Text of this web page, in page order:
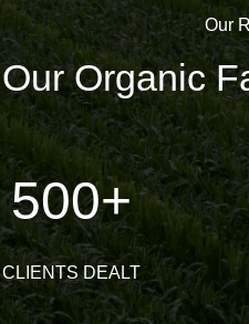
Our
Our Organic
CLIENTS DEALT
500+